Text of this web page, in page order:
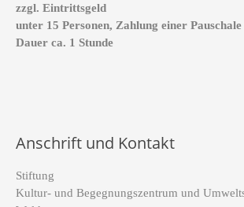
zzgl. Eintrittsgeld
unter 15 Personen, Zahlung einer
Dauer ca. 1 Stunde
Anschrift und Kontakt
Stiftung
Kultur- und Begegnungszentrum und